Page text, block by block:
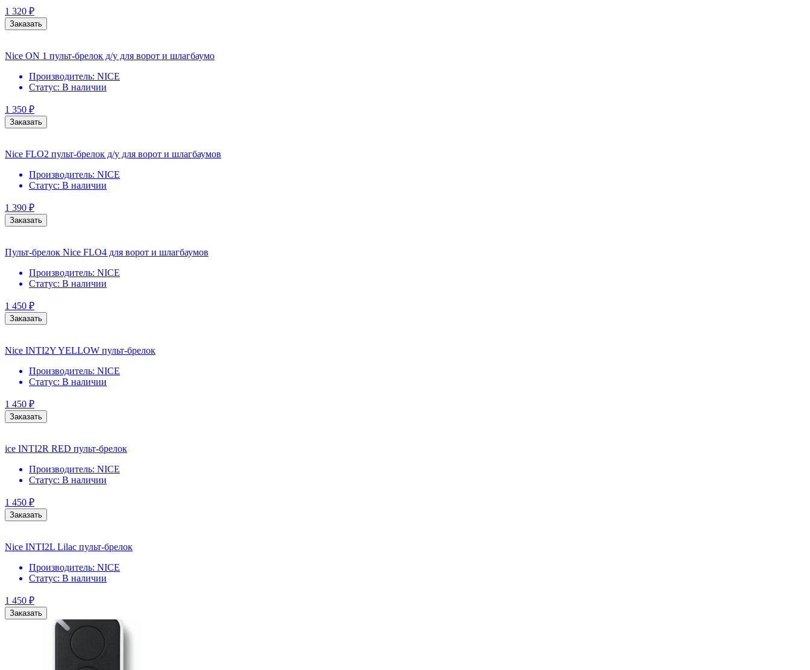
1 320 ₽
Заказать
Nice ON 1 пульт-брелок д/у для ворот и шлагбаумо
Производитель: NICE
Статус: В наличии
1 350 ₽
Заказать
Nice FLO2 пульт-брелок д/у для ворот и шлагбаумов
Производитель: NICE
Статус: В наличии
1 390 ₽
Заказать
Пульт-брелок Nice FLO4 для ворот и шлагбаумов
Производитель: NICE
Статус: В наличии
1 450 ₽
Заказать
Nice INTI2Y YELLOW пульт-брелок
Производитель: NICE
Статус: В наличии
1 450 ₽
Заказать
ice INTI2R RED пульт-брелок
Производитель: NICE
Статус: В наличии
1 450 ₽
Заказать
Nice INTI2L Lilac пульт-брелок
Производитель: NICE
Статус: В наличии
1 450 ₽
Заказать